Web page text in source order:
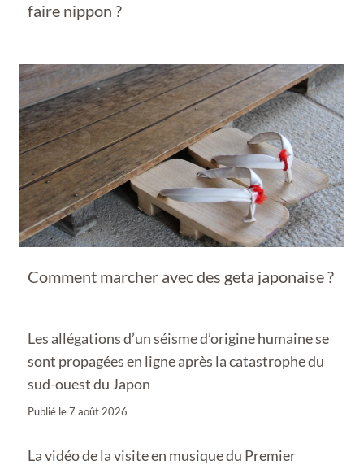
faire nippon ?
Comment marcher avec des geta japonaise ?
Les allégations d’un séisme d’origine humaine se
sont propagées en ligne après la catastrophe du
sud-ouest du Japon
Publié le7 août 2026
La vidéo de la visite en musique du Premier